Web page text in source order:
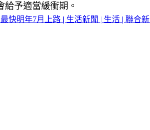
給予適當緩衝期。
快明年7月上路 | 生活新聞 | 生活 | 聯合